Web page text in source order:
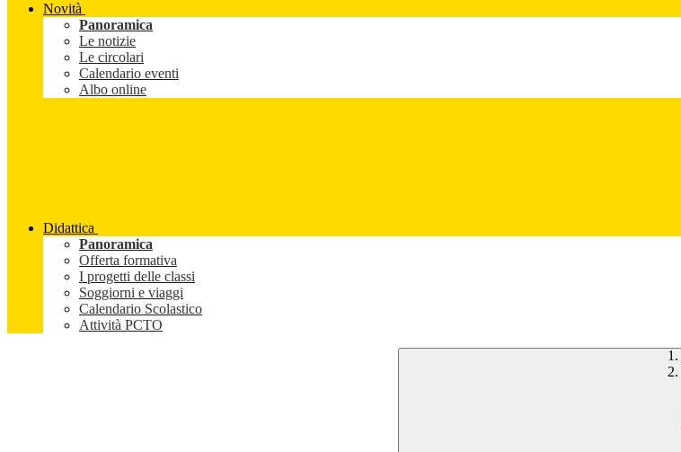
Novità
Panoramica
Le notizie
Le circolari
Calendario eventi
Albo online
Didattica
Panoramica
Offerta formativa
I progetti delle classi
Soggiorni e viaggi
Calendario Scolastico
Attività PCTO